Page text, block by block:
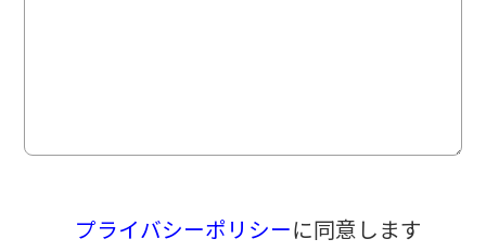
プライバシーポリシーに同意します